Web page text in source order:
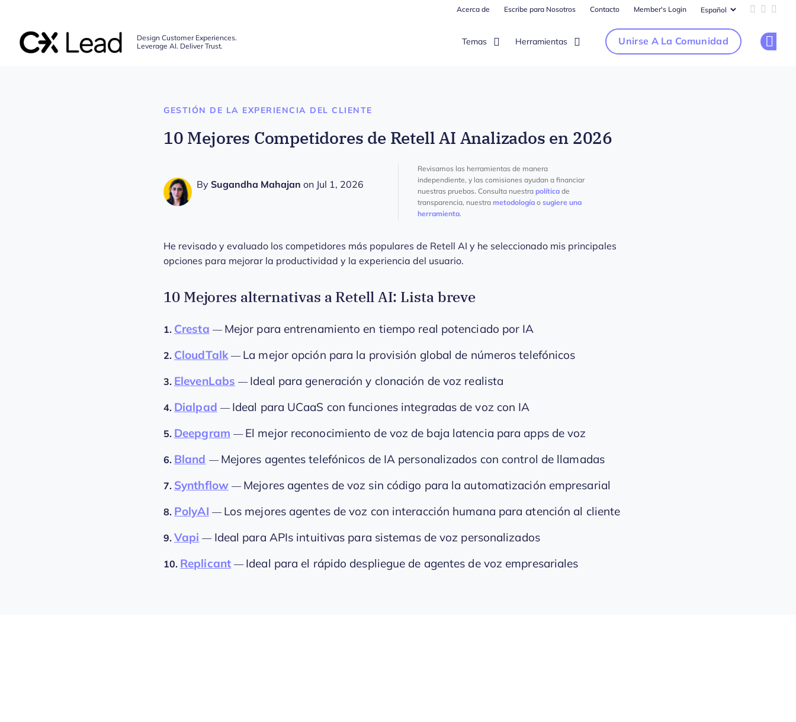
Acerca de Escribe para Nosotros Contacto Member's Login Add us
Follow
Design Customer Experiences.
Leverage AI. Deliver Trust.
Temas Herramientas Unirse A La Comunidad
GESTIÓN DE LA EXPERIENCIA DEL CLIENTE
10 Mejores Competidores de Retell AI Analizados en 2026
By Sugandha Mahajan on Jul 1, 2026
Revisamos las herramientas de manera
independiente, y las comisiones ayudan a financiar
nuestras pruebas. Consulta nuestra políticade
transparencia, nuestra metodologíao sugiere una
herramienta.
He revisado y evaluado los competidores más populares de Retell AI y he seleccionado mis principales
opciones para mejorar la productividad y la experiencia del usuario.
10 Mejores alternativas a Retell AI: Lista breve
1. Cresta — Mejor para entrenamiento en tiempo real potenciado por IA
2. CloudTalk — La mejor opción para la provisión global de números telefónicos
3. ElevenLabs — Ideal para generación y clonación de voz realista
4. Dialpad — Ideal para UCaaS con funciones integradas de voz con IA
5. Deepgram — El mejor reconocimiento de voz de baja latencia para apps de voz
6. Bland — Mejores agentes telefónicos de IA personalizados con control de llamadas
7. Synthflow — Mejores agentes de voz sin código para la automatización empresarial
8. PolyAI — Los mejores agentes de voz con interacción humana para atención al cliente
9. Vapi — Ideal para APIs intuitivas para sistemas de voz personalizados
10. Replicant — Ideal para el rápido despliegue de agentes de voz empresariales